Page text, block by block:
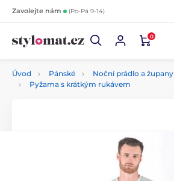
Zavolejte nám (Po-Pá 9-14)
0
Úvod Pánské Noční prádlo a župany
Pyžama s krátkým rukávem